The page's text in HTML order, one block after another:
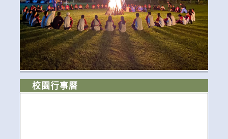
校園行事曆